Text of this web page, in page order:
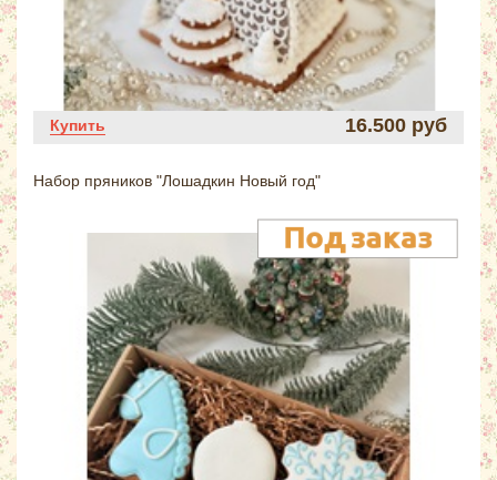
Купить 16.500 руб
Набор пряников "Лошадкин Новый год"